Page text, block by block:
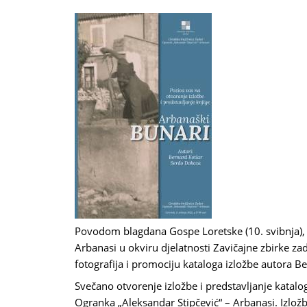
Povodom blagdana Gospe Loretske (10.
Arbanasi u okviru djelatnosti Zavičajne zbirke
fotografija i promociju kataloga izložbe autora
Svečano otvorenje izložbe i predstavljanje
Ogranka „Aleksandar Stipčević“ – Arbanasi.